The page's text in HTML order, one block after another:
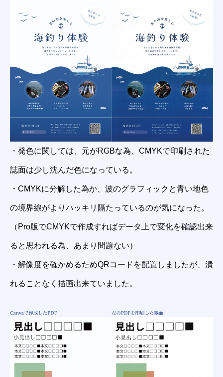
・発色に関しては、元がRGBな為、CMYKで印刷された
誌面は少し沈んだ色になっている。
・CMYKに分解した為か、波のグラフィックと青い地色
の境界線がよりハッキリ隔たっているのが気になった。
（Pro版でCMYKで作成すればデータ上で変化を確認出来
ると思われる為、あまり問題ない）
・解像度を確かめるためQRコードを配置しましたが、潰
れることなく描画出来ていました。